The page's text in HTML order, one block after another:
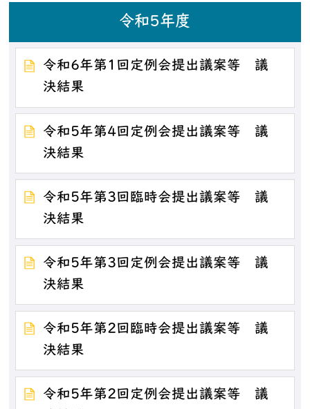
令和5年度
令和6年第1回定例会提出議案等 議
決結果
令和5年第4回定例会提出議案等 議
決結果
令和5年第3回臨時会提出議案等 議
決結果
令和5年第3回定例会提出議案等 議
決結果
令和5年第2回臨時会提出議案等 議
決結果
令和5年第2回定例会提出議案等 議